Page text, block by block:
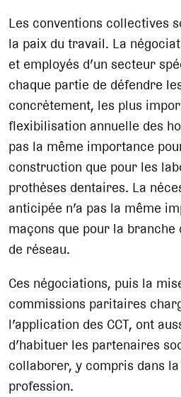
Les conventions collectives
la paix du travail. La
et employés d’un secteur
chaque partie de défendre
concrètement, les plus
flexibilisation annuelle des
pas la même importance
construction que pour les
prothèses dentaires. La
anticipée n’a pas la même
maçons que pour la
de réseau.
Ces négociations, puis la
commissions paritaires
l’application des CCT, ont
d’habituer les partenaires
collaborer, y compris dans
profession.